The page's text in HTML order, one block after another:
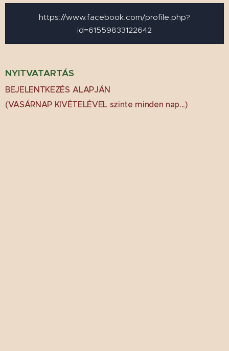
https://www.facebook.com/profile.php?
id=61559833122642
NYITVATARTÁS
BEJELENTKEZÉS ALAPJÁN
(VASÁRNAP KIVÉTELÉVEL szinte minden nap...)